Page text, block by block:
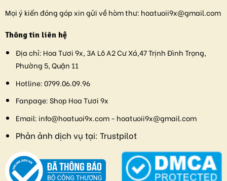
Mọi ý kiến đóng góp xin gửi về hòm thư: hoatuoii9x@gmail.com
Thông tin liên hệ
Địa chỉ: Hoa Tươi 9x, 3A Lô A2 Cư Xá,47 Trịnh Đình Trọng,
Phường 5, Quận 11
Hotline:0799.06.09.96
Fanpage:Shop Hoa Tươi 9x
Email: info@hoatuoi9x.com - hoatuoii9x@gmail.com
Phản ảnh dịch vụ tại: Trustpilot